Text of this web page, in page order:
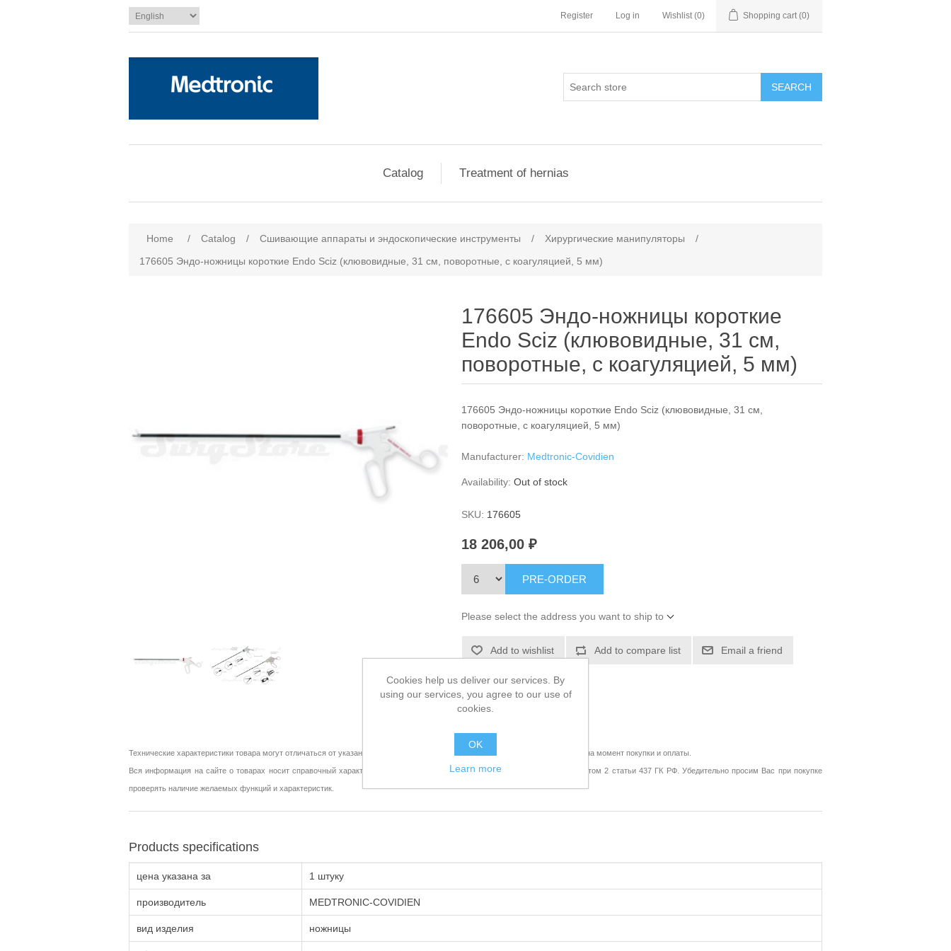
Register Log in Wishlist (0) Shopping cart (0)
SEARCH
Сatalog Тreatment of hernias
Home / Сatalog / Сшивающие аппараты и эндоскопические инструменты / Хирургические манипуляторы
/
176605 Эндо-ножницы короткие Endo Sciz (клювовидные, 31 см, поворотные, с коагуляцией, 5 мм)
176605 Эндо-ножницы короткие
Endo Sciz (клювовидные, 31 см,
поворотные, с коагуляцией, 5 мм)
176605 Эндо-ножницы короткие Endo Sciz (клювовидные, 31 см,
поворотные, с коагуляцией, 5 мм)
Manufacturer: Medtronic-Covidien
Availability: Out of stock
SKU: 176605
18 206,00 ₽
PRE-ORDER
Please select the address you want to ship to
Add to wishlist Add to compare list Email a friend
Технические характеристики товара могут отличаться от указанных на сайте, уточняйте технические характеристики товара на момент покупки и оплаты.
Вся информация на сайте о товарах носит справочный характер и не является публичной офертой в соответствии с пунктом 2 статьи 437 ГК РФ. Убедительно просим Вас при покупке
проверять наличие желаемых функций и характеристик.
Products specifications
цена указана за 1 штуку
производитель MEDTRONIC-COVIDIEN
вид изделия ножницы
Cookies help us deliver our services. By
using our services, you agree to our use of
cookies.
OK
Learn more